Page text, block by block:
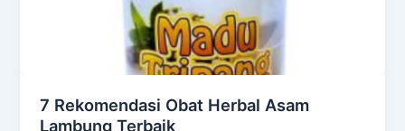
7 Rekomendasi Obat Herbal Asam
Lambung Terbaik